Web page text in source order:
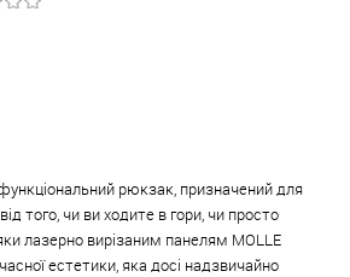
рюкзак, призначений для
того, чи ви ходите в гори, чи просто
лазерно вирізаним панелям MOLLE
естетики, яка досі надзвичайно